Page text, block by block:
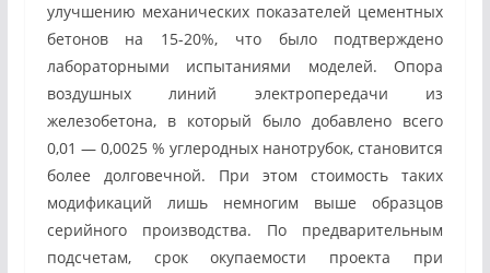
улучшению механических показателей цементных
бетонов на 15-20%, что было подтверждено
лабораторными испытаниями моделей. Опора
воздушных линий электропередачи из
железобетона, в который было добавлено всего
0,01 — 0,0025 % углеродных нанотрубок, становится
более долговечной. При этом стоимость таких
модификаций лишь немногим выше образцов
серийного производства. По предварительным
подсчетам, срок окупаемости проекта при